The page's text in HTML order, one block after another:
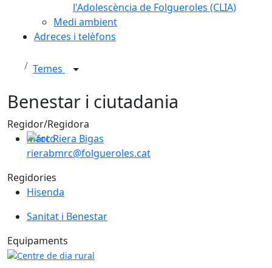
l'Adolescència de Folgueroles (CLIA)
Medi ambient
Adreces i telèfons
Temes
Benestar i ciutadania
Regidor/Regidora
Marc Riera Bigas
rierabmrc@folgueroles.cat
Regidories
Hisenda
Sanitat i Benestar
Equipaments